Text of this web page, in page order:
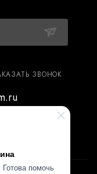
помочь
ЗВОНОК
2,